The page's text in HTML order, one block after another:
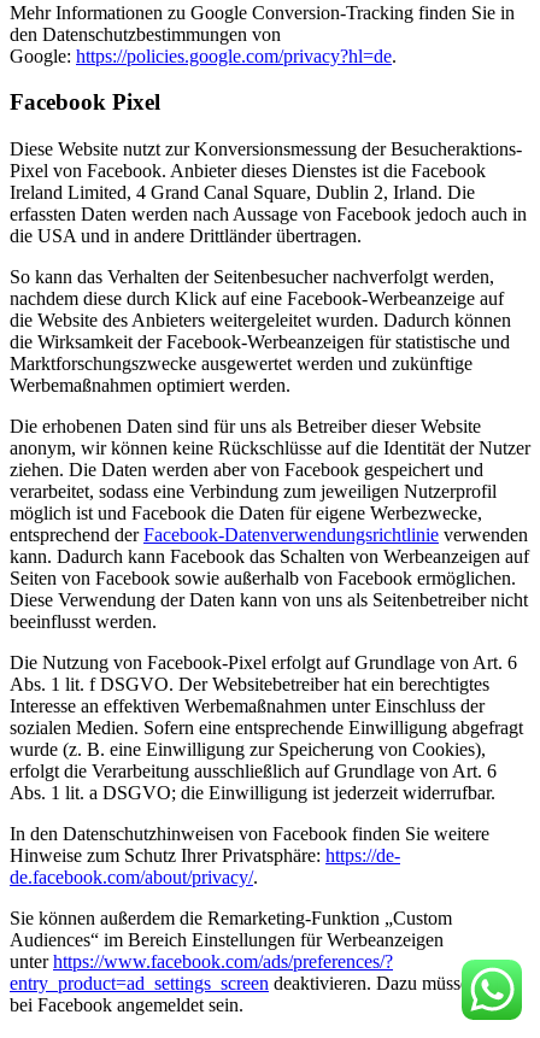
Mehr Informationen zu Google Conversion-Tracking finden Sie in
den Datenschutzbestimmungen von
Google: https://policies.google.com/privacy?hl=de.
Facebook Pixel
Diese Website nutzt zur Konversionsmessung der Besucheraktions-
Pixel von Facebook. Anbieter dieses Dienstes ist die Facebook
Ireland Limited, 4 Grand Canal Square, Dublin 2, Irland. Die
erfassten Daten werden nach Aussage von Facebook jedoch auch in
die USA und in andere Drittländer übertragen.
So kann das Verhalten der Seitenbesucher nachverfolgt werden,
nachdem diese durch Klick auf eine Facebook-Werbeanzeige auf
die Website des Anbieters weitergeleitet wurden. Dadurch können
die Wirksamkeit der Facebook-Werbeanzeigen für statistische und
Marktforschungszwecke ausgewertet werden und zukünftige
Werbemaßnahmen optimiert werden.
Die erhobenen Daten sind für uns als Betreiber dieser Website
anonym, wir können keine Rückschlüsse auf die Identität der Nutzer
ziehen. Die Daten werden aber von Facebook gespeichert und
verarbeitet, sodass eine Verbindung zum jeweiligen Nutzerprofil
möglich ist und Facebook die Daten für eigene Werbezwecke,
entsprechend der Facebook-Datenverwendungsrichtlinie verwenden
kann. Dadurch kann Facebook das Schalten von Werbeanzeigen auf
Seiten von Facebook sowie außerhalb von Facebook ermöglichen.
Diese Verwendung der Daten kann von uns als Seitenbetreiber nicht
beeinflusst werden.
Die Nutzung von Facebook-Pixel erfolgt auf Grundlage von Art. 6
Abs. 1 lit. f DSGVO. Der Websitebetreiber hat ein berechtigtes
Interesse an effektiven Werbemaßnahmen unter Einschluss der
sozialen Medien. Sofern eine entsprechende Einwilligung abgefragt
wurde (z. B. eine Einwilligung zur Speicherung von Cookies),
erfolgt die Verarbeitung ausschließlich auf Grundlage von Art. 6
Abs. 1 lit. a DSGVO; die Einwilligung ist jederzeit widerrufbar.
In den Datenschutzhinweisen von Facebook finden Sie weitere
Hinweise zum Schutz Ihrer Privatsphäre: https://de-
de.facebook.com/about/privacy/.
Sie können außerdem die Remarketing-Funktion „Custom
Audiences“ im Bereich Einstellungen für Werbeanzeigen
unter https://www.facebook.com/ads/preferences/?
entry_product=ad_settings_screen deaktivieren. Dazu müssen Sie
bei Facebook angemeldet sein.